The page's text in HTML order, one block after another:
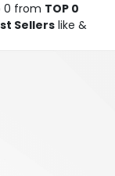
0 from TOP 0
Sellers like &